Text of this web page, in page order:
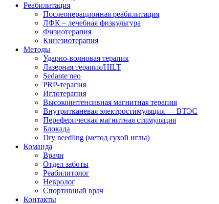
Реабилитация
Послеоперационная реабилитация
ЛФК – лечебная физкультура
Физиотерапия
Кинезиотерапия
Методы
Ударно-волновая терапия
Лазерная терапия/HILT
Sedante neo
PRP-терапия
Иглотерапия
Высокоинтенсивная магнитная терапия
Внутритканевая электростимуляция — ВТЭС
Переферическая магнитная стимуляция
Блокада
Dry needling (метод сухой иглы)
Команда
Врачи
Отдел заботы
Реабилитолог
Невролог
Спортивный врач
Контакты